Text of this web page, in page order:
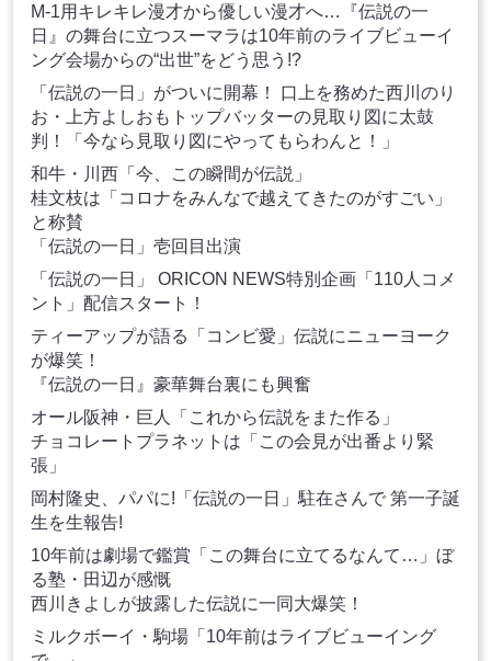
M-1用キレキレ漫才から優しい漫才へ…『伝説の一
日』の舞台に立つスーマラは10年前のライブビューイ
ング会場からの“出世”をどう思う!?
「伝説の一日」がついに開幕！ 口上を務めた西川のり
お・上方よしおもトップバッターの見取り図に太鼓
判！「今なら見取り図にやってもらわんと！」
和牛・川西「今、この瞬間が伝説」
桂文枝は「コロナをみんなで越えてきたのがすごい」
と称賛
「伝説の一日」壱回目出演
「伝説の一日」 ORICON NEWS特別企画「110人コメ
ント」配信スタート！
ティーアップが語る「コンビ愛」伝説にニューヨーク
が爆笑！
『伝説の一日』豪華舞台裏にも興奮
オール阪神・巨人「これから伝説をまた作る」
チョコレートプラネットは「この会見が出番より緊
張」
岡村隆史、パパに!「伝説の一日」駐在さんで 第一子誕
生を生報告!
10年前は劇場で鑑賞「この舞台に立てるなんて…」ぼ
る塾・田辺が感慨
西川きよしが披露した伝説に一同大爆笑！
ミルクボーイ・駒場「10年前はライブビューイング